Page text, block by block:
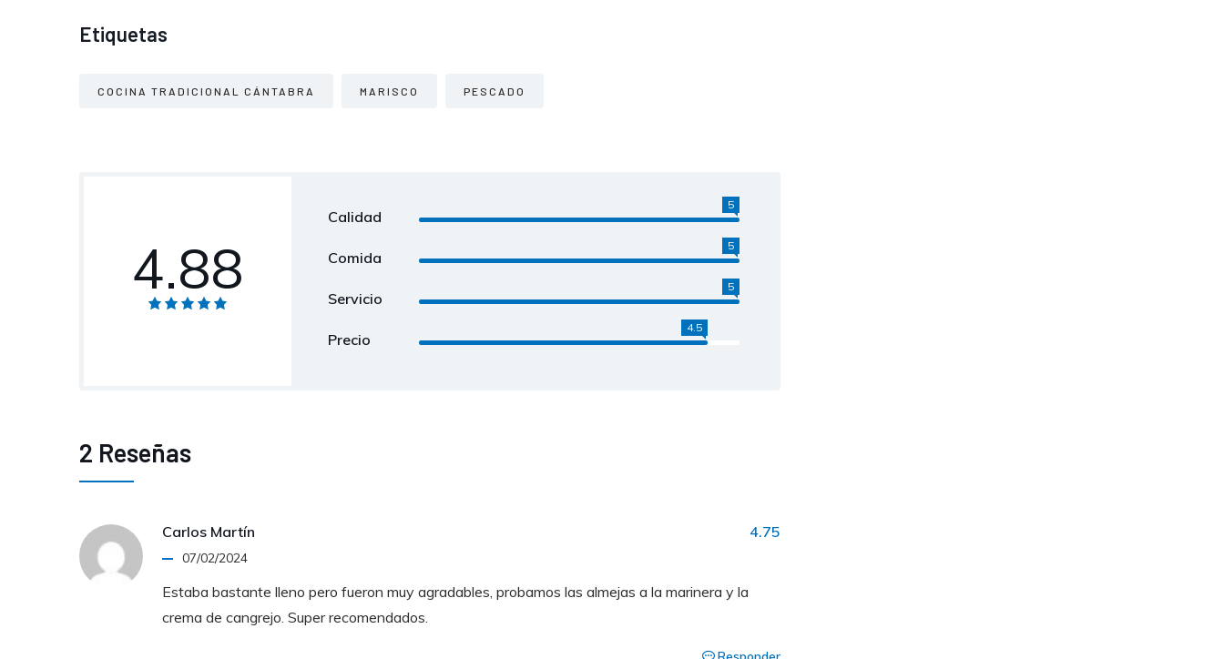
Etiquetas
COCINA TRADICIONAL CÁNTABRA MARISCO PESCADO
4.88
Calidad
5
Comida
5
Servicio
5
Precio
4.5
2 Reseñas
Carlos Martín
07/02/2024
Estaba bastante lleno pero fueron muy agradables, probamos las almejas a la marinera y la
crema de cangrejo. Super recomendados.
4.75